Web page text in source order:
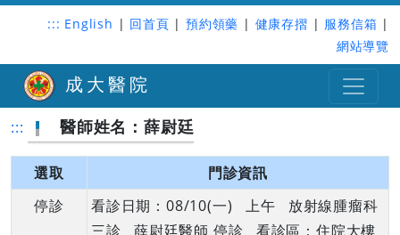
::: English | 回首頁 | 預約領藥 | 健康存摺 | 服務信箱 |
網站導覽
成大醫院
::: 醫師姓名：薛尉廷
選取
門診資訊
停診
看診日期：08/10(一) 上午 放射線腫瘤科
三診 薛尉廷醫師 停診 看診區：住院大樓